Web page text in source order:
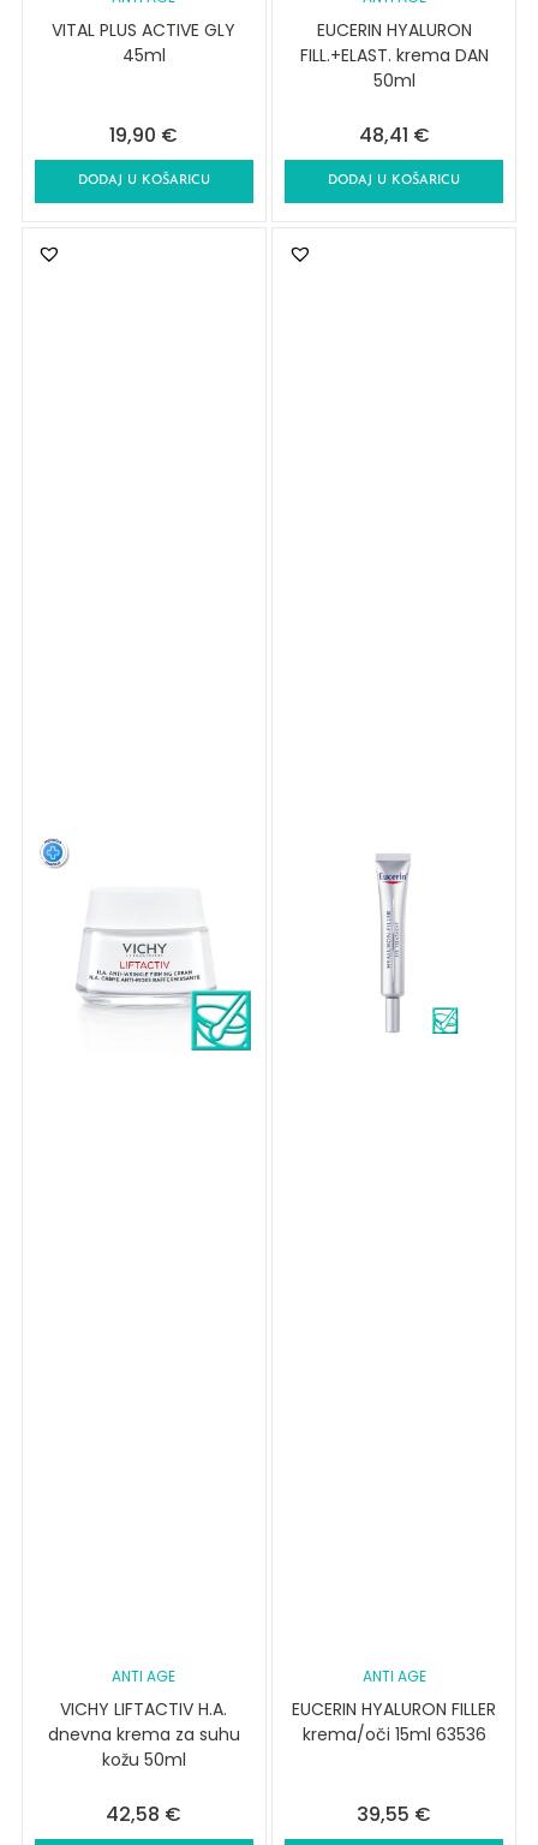
VITAL PLUS ACTIVE GLY
45ml
19,90 €
DODAJ U KOŠARICU
EUCERIN HYALURON
FILL.+ELAST. krema DAN
50ml
48,41 €
DODAJ U KOŠARICU
ANTI AGE
VICHY LIFTACTIV H.A.
dnevna krema za suhu
kožu 50ml
42,58 €
ANTI AGE
EUCERIN HYALURON FILLER
krema/oči 15ml 63536
39,55 €